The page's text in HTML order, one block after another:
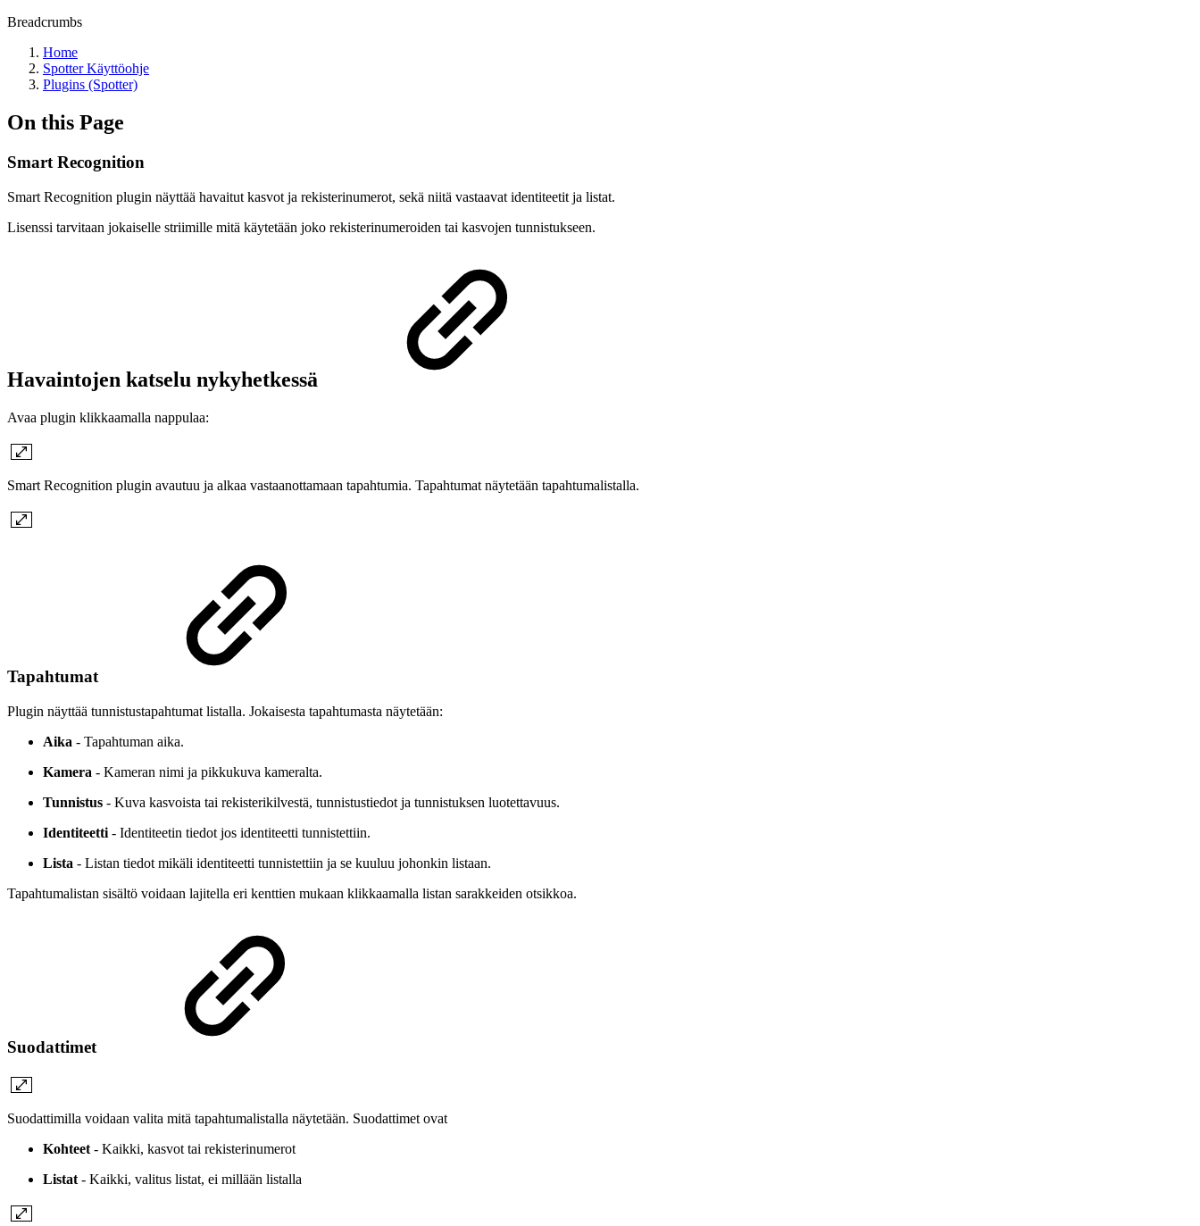
Breadcrumbs
Home
Spotter Käyttöohje
Plugins (Spotter)
On this Page
Smart Recognition
Smart Recognition plugin näyttää havaitut kasvot ja rekisterinumerot, sekä niitä vastaavat identiteetit ja listat.
Lisenssi tarvitaan jokaiselle striimille mitä käytetään joko rekisterinumeroiden tai kasvojen tunnistukseen.
Havaintojen katselu nykyhetkessä
Avaa plugin klikkaamalla nappulaa:
Smart Recognition plugin avautuu ja alkaa vastaanottamaan tapahtumia. Tapahtumat näytetään tapahtumalistalla.
Tapahtumat
Plugin näyttää tunnistustapahtumat listalla. Jokaisesta tapahtumasta näytetään:
Aika - Tapahtuman aika.
Kamera - Kameran nimi ja pikkukuva kameralta.
Tunnistus - Kuva kasvoista tai rekisterikilvestä, tunnistustiedot ja tunnistuksen luotettavuus.
Identiteetti - Identiteetin tiedot jos identiteetti tunnistettiin.
Lista - Listan tiedot mikäli identiteetti tunnistettiin ja se kuuluu johonkin listaan.
Tapahtumalistan sisältö voidaan lajitella eri kenttien mukaan klikkaamalla listan sarakkeiden otsikkoa.
Suodattimet
Suodattimilla voidaan valita mitä tapahtumalistalla näytetään. Suodattimet ovat
Kohteet - Kaikki, kasvot tai rekisterinumerot
Listat - Kaikki, valitus listat, ei millään listalla